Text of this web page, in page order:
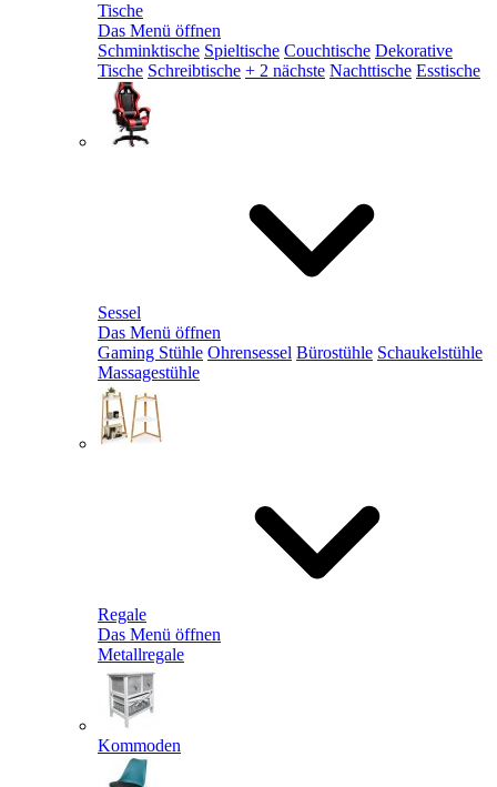
Tische
Das Menü öffnen
Schminktische Spieltische Couchtische Dekorative
Tische Schreibtische + 2 nächste Nachttische Esstische
Sessel
Das Menü öffnen
Gaming Stühle Ohrensessel Bürostühle Schaukelstühle
Massagestühle
Regale
Das Menü öffnen
Metallregale
Kommoden